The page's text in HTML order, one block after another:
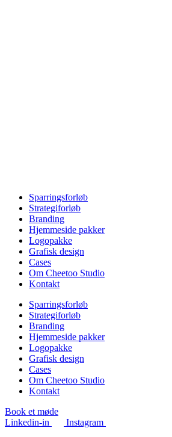
Sparringsforløb
Strategiforløb
Branding
Hjemmeside pakker
Logopakke
Grafisk design
Cases
Om Cheetoo Studio
Kontakt
Sparringsforløb
Strategiforløb
Branding
Hjemmeside pakker
Logopakke
Grafisk design
Cases
Om Cheetoo Studio
Kontakt
Book et møde
Linkedin-in
Instagram